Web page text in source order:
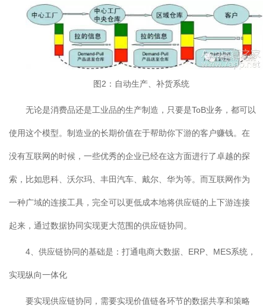
图2：自动生产、补货系统
无论是消费品还是工业品的生产制造，只要是ToB业务，都可以
使用这个模型。制造业的长期价值在于帮助你下游的客户赚钱。在
没有互联网的时候，一些优秀的企业已经在这方面进行了卓越的探
索，比如思科、沃尔玛、丰田汽车、戴尔、华为等。而互联网作为
一种广域的连接工具，完全可以更低成本地将供应链的上下游连接
起来，通过数据协同实现更大范围的供应链协同。
4、供应链协同的基础是：打通电商大数据、ERP、MES系统，
实现纵向一体化
要实现供应链协同，需要实现价值链各环节的数据共享和策略